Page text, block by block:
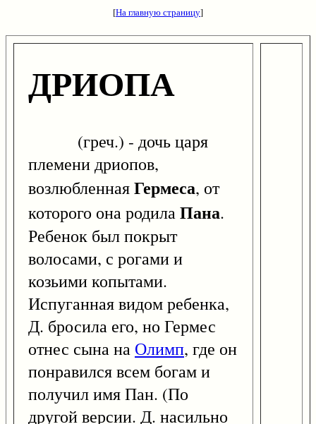
[На главную страницу]
ДРИОПА
(греч.) - дочь царя
племени дриопов,
возлюбленнаяГермеса, от
которого она родилаПана.
Ребенок был покрыт
волосами, с рогами и
козьими копытами.
Испуганная видом ребенка,
Д. бросила его, но Гермес
отнес сына на Олимп, где он
понравился всем богам и
получил имя Пан. (По
другой версии. Д. насильно